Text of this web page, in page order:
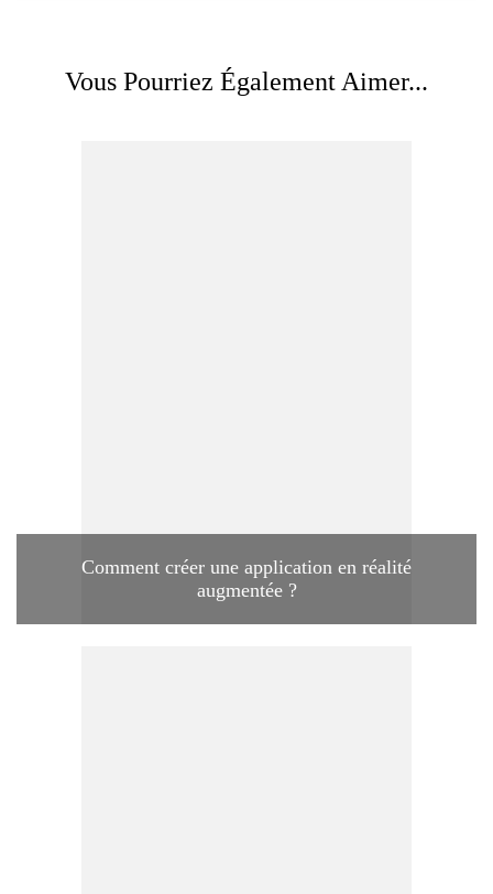
Vous Pourriez Également Aimer...
Comment créer une application en réalité
augmentée ?